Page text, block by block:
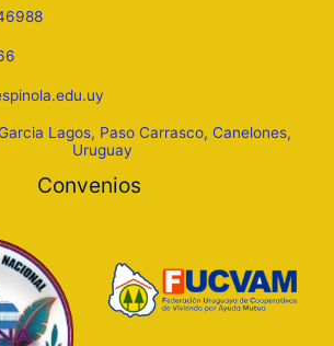
Lagos, Paso Carrasco, Canelones,
Uruguay
Convenios